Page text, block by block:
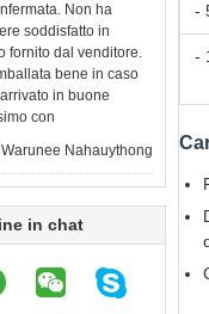
Non ha
soddisfatto in
fornito dal venditore.
bene in caso
in buone
con
Nahauythong
in chat
-
-